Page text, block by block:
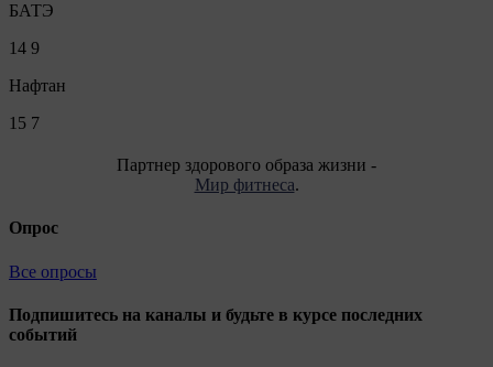
БАТЭ
14 9
Нафтан
15 7
Партнер здорового образа жизни -
Мир фитнеса.
Опрос
Все опросы
Подпишитесь на каналы и будьте в курсе последних
событий